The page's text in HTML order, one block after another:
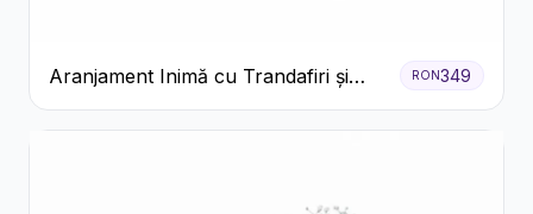
Aranjament Inimă cu Trandafiri și
Praline Ferrero
RON349